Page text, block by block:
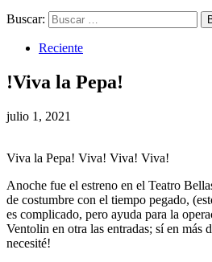
Buscar:
Reciente
!Viva la Pepa!
julio 1, 2021
Viva la Pepa! Viva! Viva! Viva!
Anoche fue el estreno en el Teatro
de costumbre con el tiempo pegado,
es complicado, pero ayuda para la
Ventolin en otra las entradas; sí en más
necesité!